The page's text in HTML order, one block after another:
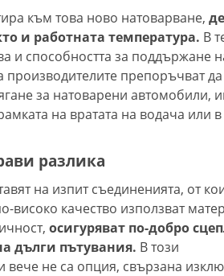
към това ново натоварване,
и работната температура. В
и способността за поддържане
препоръчват да
за натоварени автомобили,
на вратата на водача или
разлика
на изпит съединенията, от
високо качество използват
осигуряват по-добро
дълги пътувания. В този
вече не са опция, свързана